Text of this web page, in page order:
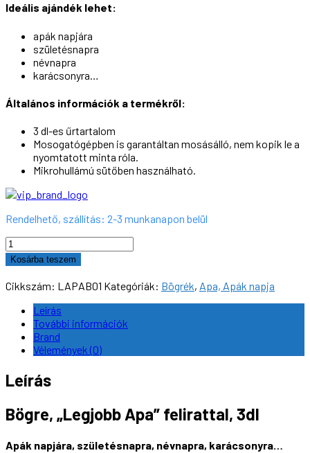
Ideális ajándék lehet:
apák napjára
születésnapra
névnapra
karácsonyra…
Általános információk a termékről:
3 dl-es űrtartalom
Mosogatógépben is garantáltan mosásálló, nem kopik le a
nyomtatott minta róla.
Mikrohullámú sütőben használható.
Rendelhető, szállítás: 2-3 munkanapon belül
Bögre,
"Legjobb
Apa"
#01,
mennyiség
Kosárba teszem
Cikkszám: LAPAB01 Kategóriák: Bögrék, Apa, Apák napja
Leírás
További információk
Brand
Vélemények (0)
Leírás
Bögre, „Legjobb Apa” felirattal, 3dl
Apák napjára, születésnapra, névnapra, karácsonyra…